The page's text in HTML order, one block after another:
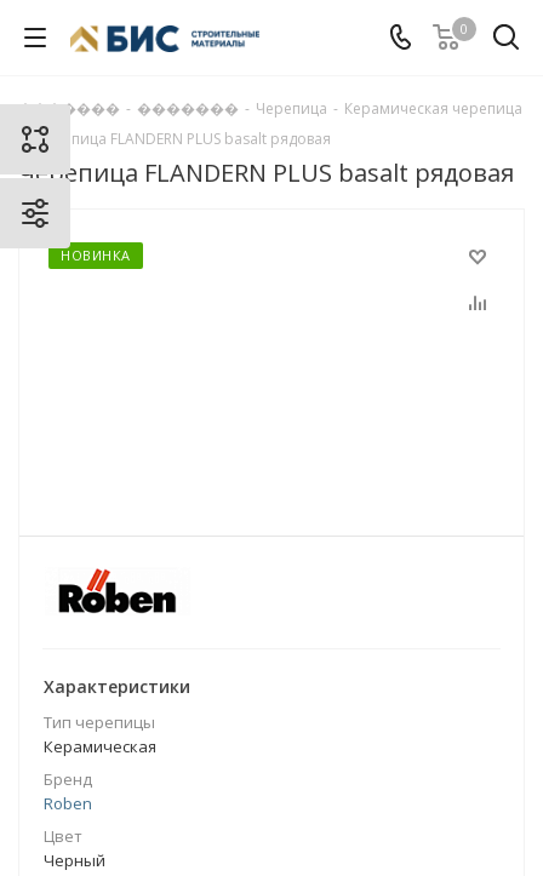
0
������� - ������� - Черепица - Керамическая черепица
- Черепица FLANDERN PLUS basalt рядовая
Черепица FLANDERN PLUS basalt рядовая
НОВИНКА
Характеристики
Тип черепицы
Керамическая
Бренд
Roben
Цвет
Черный